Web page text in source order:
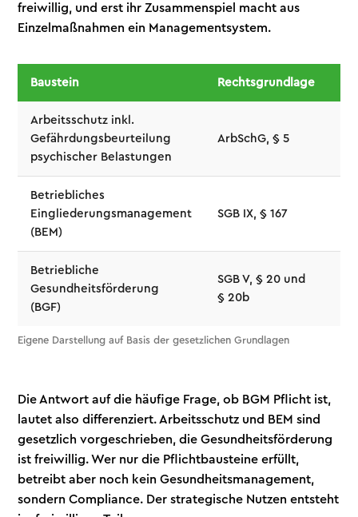
freiwillig, und erst ihr Zusammenspiel macht aus
Einzelmaßnahmen ein Managementsystem.
Baustein Rechtsgrundlage
Arbeitsschutz inkl.
Gefährdungsbeurteilung
psychischer Belastungen
ArbSchG, § 5
Betriebliches
Eingliederungsmanagement
(BEM)
SGB IX, § 167
Betriebliche
Gesundheitsförderung
(BGF)
SGB V, § 20 und
§ 20b
Eigene Darstellung auf Basis der gesetzlichen Grundlagen
Die Antwort auf die häufige Frage, ob BGM Pflicht ist,
lautet also differenziert. Arbeitsschutz und BEM sind
gesetzlich vorgeschrieben, die Gesundheitsförderung
ist freiwillig. Wer nur die Pflichtbausteine erfüllt,
betreibt aber noch kein Gesundheitsmanagement,
sondern Compliance. Der strategische Nutzen entsteht